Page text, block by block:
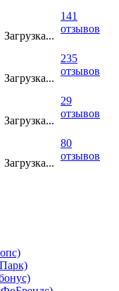
Загрузка...
141
отзывов
Загрузка...
235
отзывов
Загрузка...
29
отзывов
Загрузка...
80
отзывов